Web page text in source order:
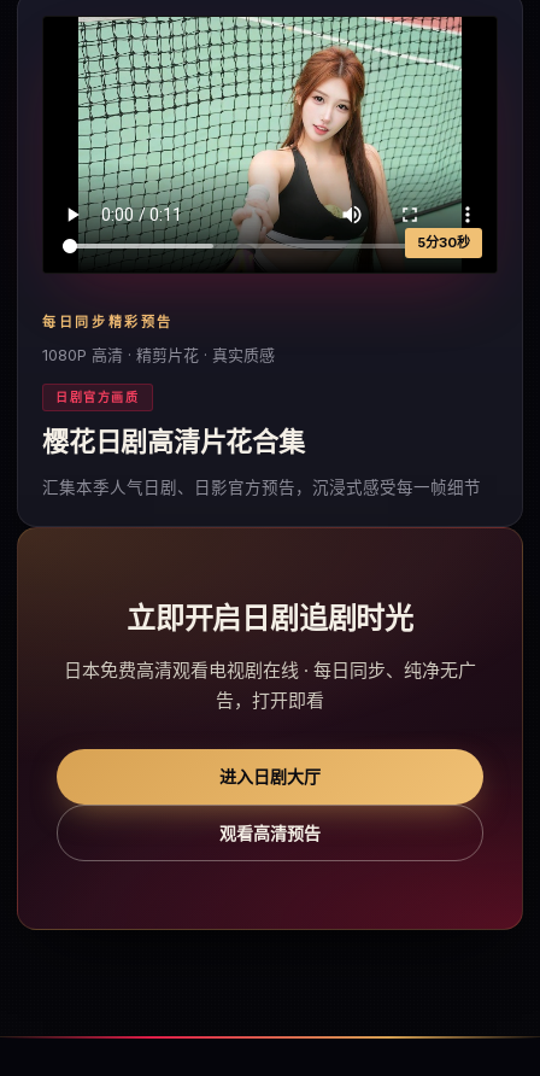
5分30秒
每日同步精彩预告
1080P 高清 · 精剪片花 · 真实质感
日剧官方画质
樱花日剧高清片花合集
汇集本季人气日剧、日影官方预告，沉浸式感受每一帧细节
立即开启日剧追剧时光
日本免费高清观看电视剧在线 · 每日同步、纯净无广
告，打开即看
进入日剧大厅
观看高清预告